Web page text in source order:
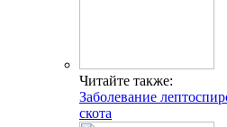
Читайте также:
Заболевание
скота